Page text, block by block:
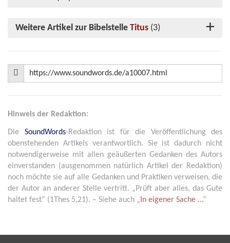
Weitere Artikel zur Bibelstelle Titus (3)
Hinweis der Redaktion:
Die SoundWords-Redaktion ist für die Veröffentlichung des
obenstehenden Artikels verantwortlich. Sie ist dadurch nicht
notwendigerweise mit allen geäußerten Gedanken des Autors
einverstanden (ausgenommen natürlich Artikel der Redaktion)
noch möchte sie auf alle Gedanken und Praktiken verweisen, die
der Autor an anderer Stelle vertritt. „Prüft aber alles, das Gute
haltet fest“ (1Thes 5,21). – Siehe auch „ In eigener Sache ...“